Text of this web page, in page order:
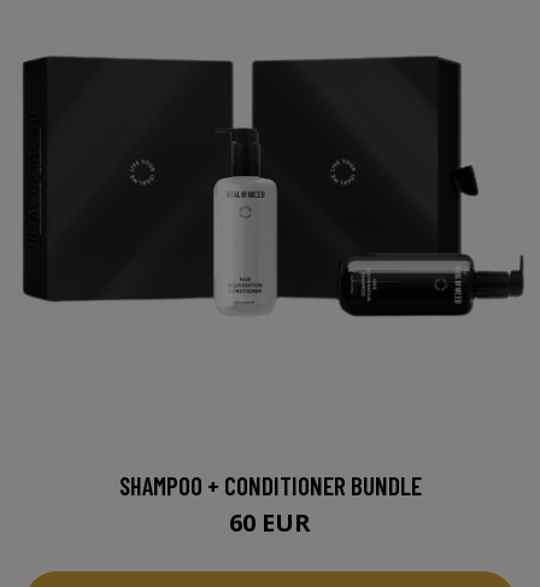
SHAMPOO + CONDITIONER BUNDLE
60 EUR